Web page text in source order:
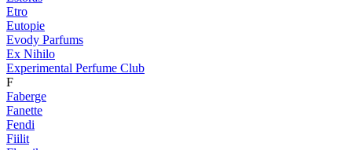
Etro
Eutopie
Evody Parfums
Ex Nihilo
Experimental Perfume Club
F
Faberge
Fanette
Fendi
Fiilit